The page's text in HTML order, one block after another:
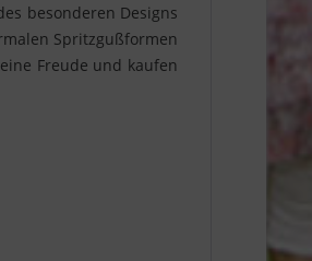
besonderen Designs
Spritzgußformen
Freude und kaufen